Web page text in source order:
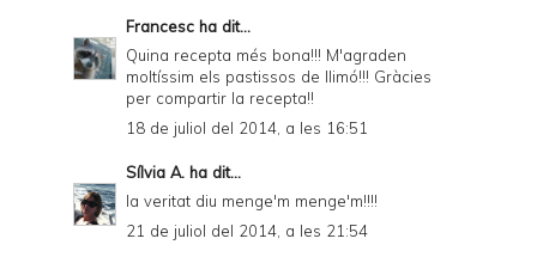
Francesc ha dit...
Quina recepta més bona!!! M'agraden
moltíssim els pastissos de llimó!!! Gràcies
per compartir la recepta!!
18 de juliol del 2014, a les 16:51
Sílvia A. ha dit...
la veritat diu menge'm menge'm!!!!
21 de juliol del 2014, a les 21:54